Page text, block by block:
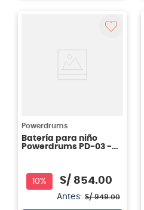
Powerdrums
Batería para niño
Powerdrums PD-03 -
10% S/ 854.00
Antes: S/ 949.00